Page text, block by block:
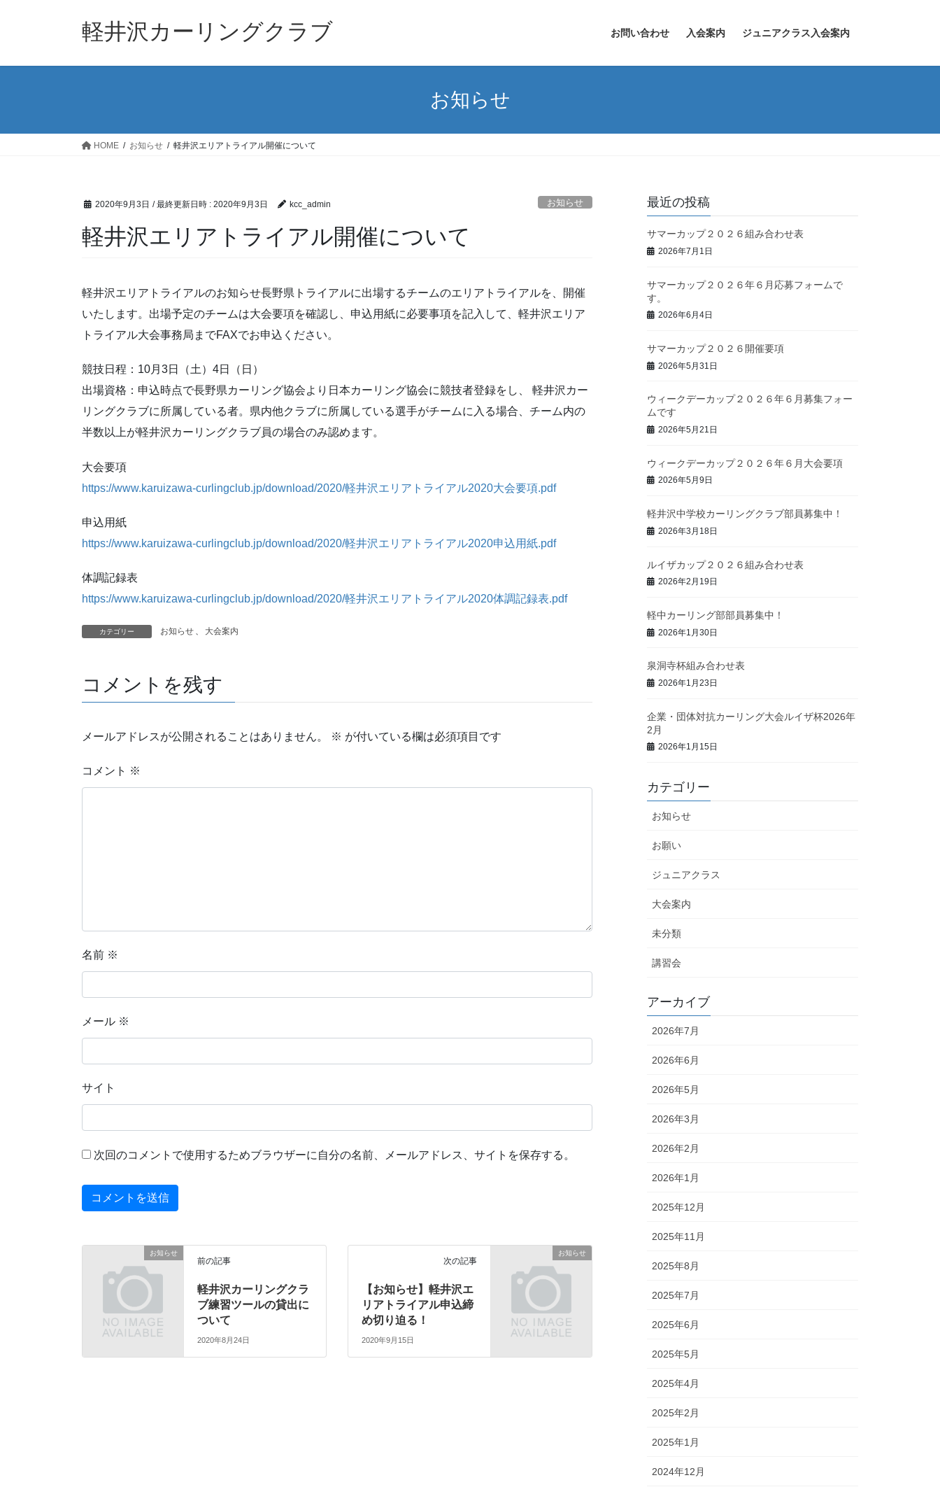
軽井沢カーリングクラブ お問い合わせ 入会案内 ジュニアクラス入会案内
お知らせ
HOME お知らせ 軽井沢エリアトライアル開催について
2020年9月3日 / 最終更新日時 : 2020年9月3日 kcc_admin お知らせ
軽井沢エリアトライアル開催について
軽井沢エリアトライアルのお知らせ長野県トライアルに出場するチームのエリアトライアルを、開催
いたします。出場予定のチームは大会要項を確認し、申込用紙に必要事項を記入して、軽井沢エリア
トライアル大会事務局までFAXでお申込ください。
競技日程：10月3日（土）4日（日）
出場資格：申込時点で長野県カーリング協会より日本カーリング協会に競技者登録をし、 軽井沢カー
リングクラブに所属している者。県内他クラブに所属している選手がチームに入る場合、チーム内の
半数以上が軽井沢カーリングクラブ員の場合のみ認めます。
大会要項
https://www.karuizawa-curlingclub.jp/download/2020/軽井沢エリアトライアル2020大会要項.pdf
申込用紙
https://www.karuizawa-curlingclub.jp/download/2020/軽井沢エリアトライアル2020申込用紙.pdf
体調記録表
https://www.karuizawa-curlingclub.jp/download/2020/軽井沢エリアトライアル2020体調記録表.pdf
カテゴリー お知らせ 、 大会案内
コメントを残す
メールアドレスが公開されることはありません。 ※ が付いている欄は必須項目です
コメント ※
名前 ※
メール ※
サイト
次回のコメントで使用するためブラウザーに自分の名前、メールアドレス、サイトを保存する。
お知らせ
前の記事
軽井沢カーリングクラ
ブ練習ツールの貸出に
ついて
2020年8月24日
お知らせ
次の記事
【お知らせ】軽井沢エ
リアトライアル申込締
め切り迫る！
2020年9月15日
最近の投稿
サマーカップ２０２６組み合わせ表
2026年7月1日
サマーカップ２０２６年６月応募フォームで
す。
2026年6月4日
サマーカップ２０２６開催要項
2026年5月31日
ウィークデーカップ２０２６年６月募集フォー
ムです
2026年5月21日
ウィークデーカップ２０２６年６月大会要項
2026年5月9日
軽井沢中学校カーリングクラブ部員募集中！
2026年3月18日
ルイザカップ２０２６組み合わせ表
2026年2月19日
軽中カーリング部部員募集中！
2026年1月30日
泉洞寺杯組み合わせ表
2026年1月23日
企業・団体対抗カーリング大会ルイザ杯2026年
2月
2026年1月15日
カテゴリー
お知らせ
お願い
ジュニアクラス
大会案内
未分類
講習会
アーカイブ
2026年7月
2026年6月
2026年5月
2026年3月
2026年2月
2026年1月
2025年12月
2025年11月
2025年8月
2025年7月
2025年6月
2025年5月
2025年4月
2025年2月
2025年1月
2024年12月